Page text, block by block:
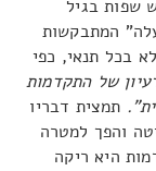
שפות בגיל
המתבקשות
בכל תנאי, כפי
של התקדמות
תמצית דבריו
והפך למטרה
היא ריקה